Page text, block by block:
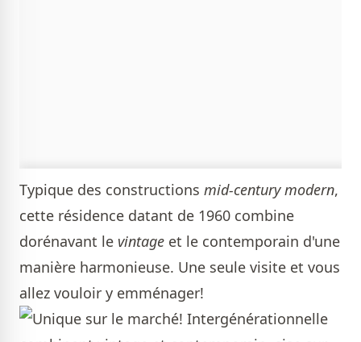
Typique des constructions mid-century modern,
cette résidence datant de 1960 combine
dorénavant le vintage et le contemporain d'une
manière harmonieuse. Une seule visite et vous
allez vouloir y emménager!